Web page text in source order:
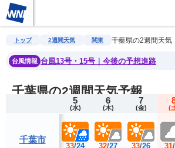
雨雲レーダー 台風情報 地震情報 警報・
トップ 2週間天気 関東 千葉県の2週間天気
台風情報 台風13号・15号｜今後の予想進路
千葉県の2週間天気予報
千葉市
5
(水)
33/24
6
(木)
32/27
7
(金)
33/26
(
31/